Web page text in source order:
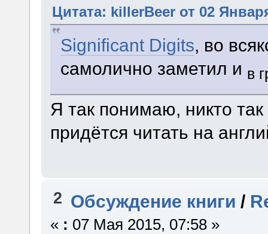
Цитата: killerBeer от 02
Significant Digits, во
самолично заметил и в
Я так понимаю, никто
придётся читать на
2 Обсуждение книги /
« : 07 Мая 2015, 07:58 »